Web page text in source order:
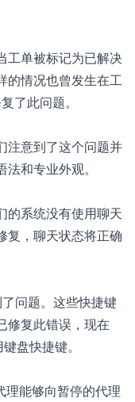
工单被标记为已解决
的情况也曾发生在工
了此问题。
注意到了这个问题并
和专业外观。
的系统没有使用聊天
复，聊天状态将正确
问题。这些快捷键
修复此错误，现在
盘快捷键。
理能够向暂停的代理